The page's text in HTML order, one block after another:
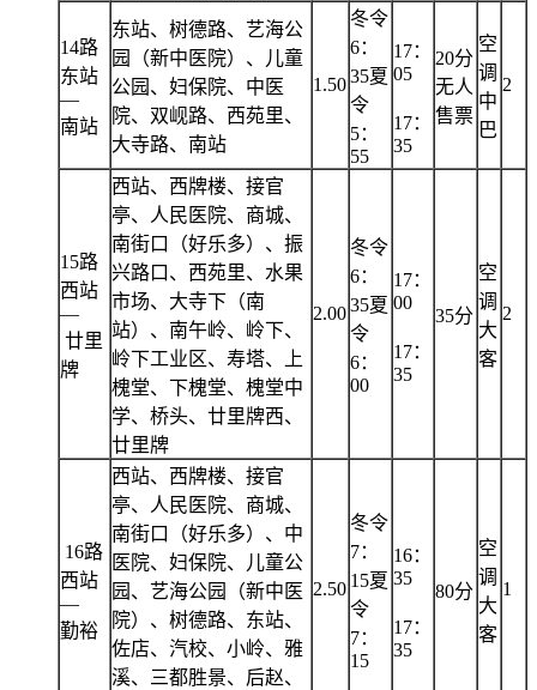
14路
东站
—
南站
东站、树德路、艺海公
园（新中医院）、儿童
公园、妇保院、中医
院、双岘路、西苑里、
大寺路、南站
1.50
冬令
6：
35夏
令
5：
55
17：
05
17：
35
20分
无人
售票
空
调
中
巴
2
15路
西站
—
廿里
牌
西站、西牌楼、接官
亭、人民医院、商城、
南街口（好乐多）、振
兴路口、西苑里、水果
市场、大寺下（南
站）、南午岭、岭下、
岭下工业区、寿塔、上
槐堂、下槐堂、槐堂中
学、桥头、廿里牌西、
廿里牌
2.00
冬令
6：
35夏
令
6：
00
17：
00
17：
35
35分
空
调
大
客
2
16路
西站
—
勤裕
西站、西牌楼、接官
亭、人民医院、商城、
南街口（好乐多）、中
医院、妇保院、儿童公
园、艺海公园（新中医
院）、树德路、东站、
佐店、汽校、小岭、雅
溪、三都胜景、后赵、
2.50
冬令
7：
15夏
令
7：
15
16：
35
17：
35
80分
空
调
大
客
1